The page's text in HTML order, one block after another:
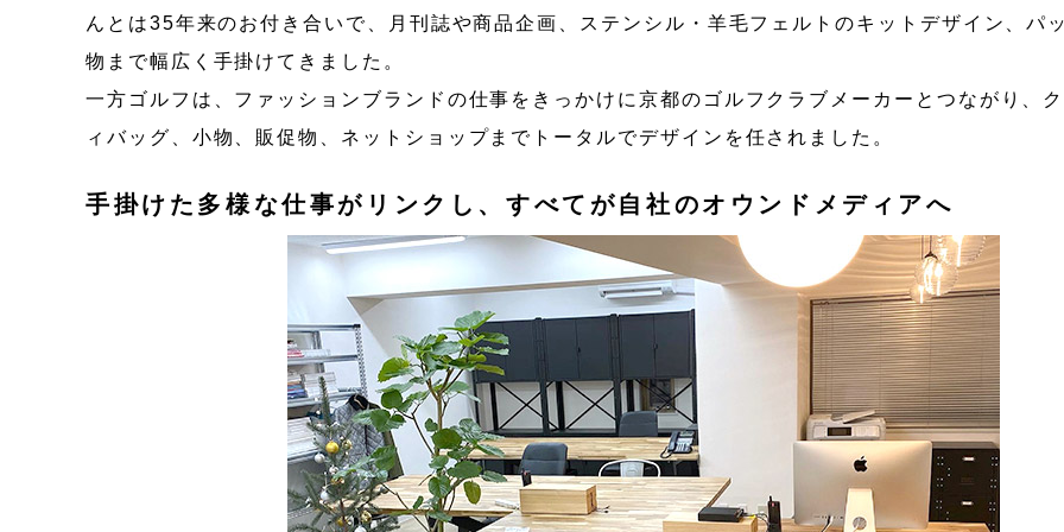
んとは35年来のお付き合いで、月刊誌や商品企画、ステンシル・羊毛フェルトのキットデザイン、パ
物まで幅広く手掛けてきました。
一方ゴルフは、ファッションブランドの仕事をきっかけに京都のゴルフクラブメーカーとつながり、
ィバッグ、小物、販促物、ネットショップまでトータルでデザインを任されました。
手掛けた多様な仕事がリンクし、すべてが自社のオウンドメディアへ